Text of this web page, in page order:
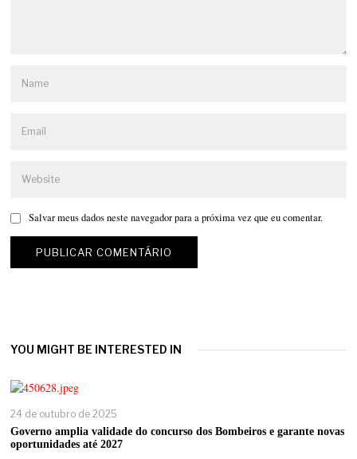
Salvar meus dados neste navegador para a próxima vez que eu comentar.
YOU MIGHT BE INTERESTED IN
24 de outubro de 2025
Governo amplia validade do concurso dos Bombeiros e garante novas
oportunidades até 2027